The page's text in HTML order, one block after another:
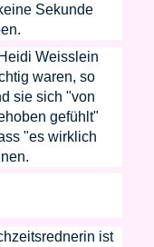
Sekunde
Weisslein
waren, so
sie sich "von
gefühlt"
"es wirklich
ist